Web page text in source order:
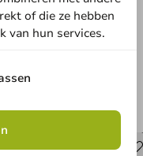
serie
of die ze hebben
van hun services.